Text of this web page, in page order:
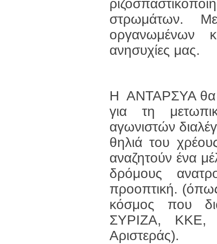
στρωμάτων.
οργανωμένων
ανησυχίες μας.
Η ΑΝΤΑΡΣΥΑ θα
για τη
αγωνιστών
θηλιά του
αναζητούν ένα
δρόμους
προοπτική.
κόσμος που
ΣΥΡΙΖΑ, ΚΚΕ,
Αριστεράς).